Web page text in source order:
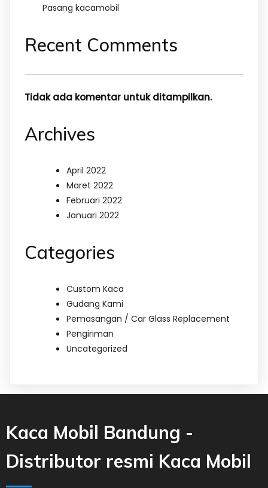
Pasang kacamobil
Recent Comments
Tidak ada komentar untuk ditampilkan.
Archives
April 2022
Maret 2022
Februari 2022
Januari 2022
Categories
Custom Kaca
Gudang Kami
Pemasangan / Car Glass Replacement
Pengiriman
Uncategorized
Kaca Mobil Bandung -
Distributor resmi Kaca Mobil